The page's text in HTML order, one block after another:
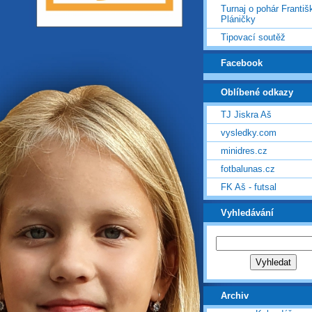
Turnaj o pohár
Pláničky
Tipovací soutěž
Facebook
Oblíbené odkazy
TJ Jiskra Aš
vysledky.com
minidres.cz
fotbalunas.cz
FK Aš - futsal
Vyhledávání
Archiv